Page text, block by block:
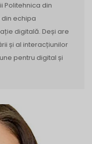
Politehnica din
echipa
digitală. Deși are
și al interacțiunilor
pentru digital și